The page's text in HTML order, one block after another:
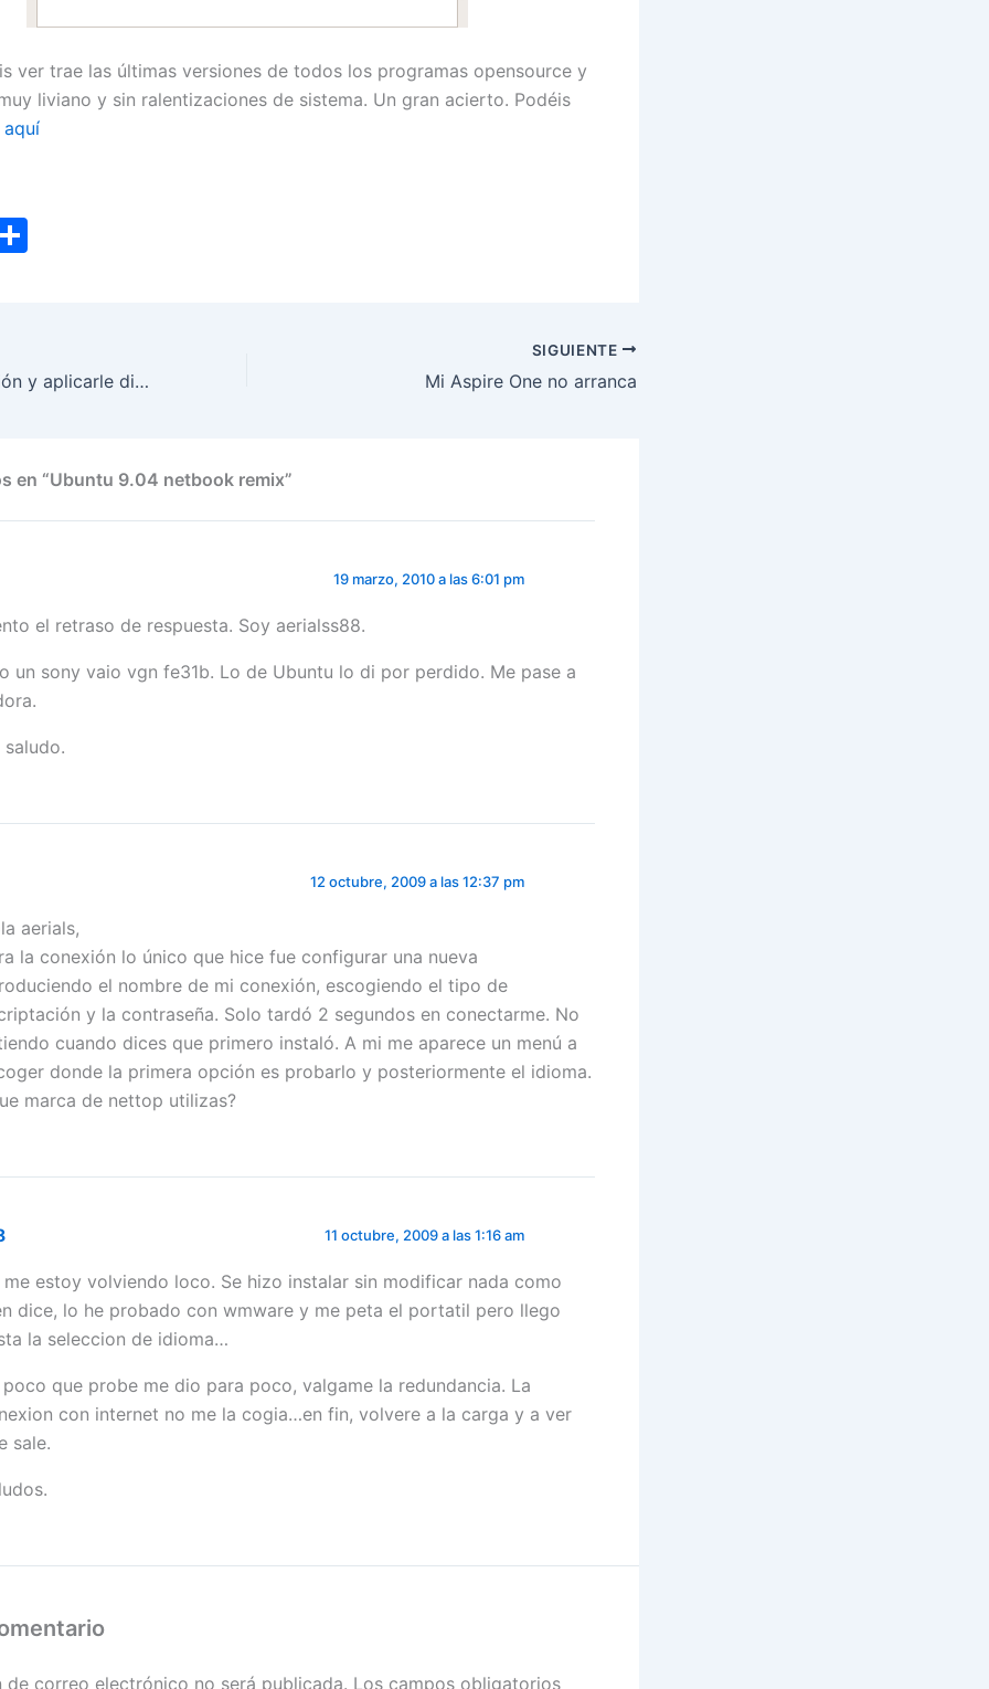
ver trae las últimas versiones de todos los programas opensource y
liviano y sin ralentizaciones de sistema. Un gran acierto. Podéis
ar
Detectar resolución y aplicarle diferentes estilos
SIGUIENTE
Mi Aspire One no arranca
en “Ubuntu 9.04 netbook remix”
19 marzo, 2010 a las 6:01 pm
el retraso de respuesta. Soy aerialss88.
un sony vaio vgn fe31b. Lo de Ubuntu lo di por perdido. Me pase a
saludo.
12 octubre, 2009 a las 12:37 pm
aerials,
la conexión lo único que hice fue configurar una nueva
el nombre de mi conexión, escogiendo el tipo de
y la contraseña. Solo tardó 2 segundos en conectarme. No
cuando dices que primero instaló. A mi me aparece un menú a
donde la primera opción es probarlo y posteriormente el idioma.
marca de nettop utilizas?
11 octubre, 2009 a las 1:16 am
me estoy volviendo loco. Se hizo instalar sin modificar nada como
dice, lo he probado con wmware y me peta el portatil pero llego
la seleccion de idioma…
poco que probe me dio para poco, valgame la redundancia. La
con internet no me la cogia…en fin, volvere a la carga y a ver
sale.
de correo electrónico no será publicada. Los campos obligatorios